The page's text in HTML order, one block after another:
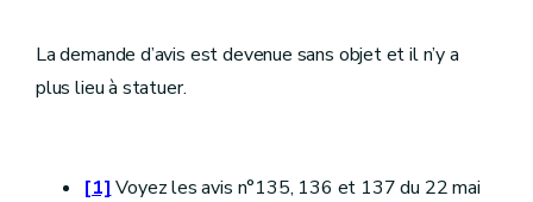
La demande d’avis est devenue sans objet et il n’y a
plus lieu à statuer.
[1] Voyez les avis n°135, 136 et 137 du 22 mai